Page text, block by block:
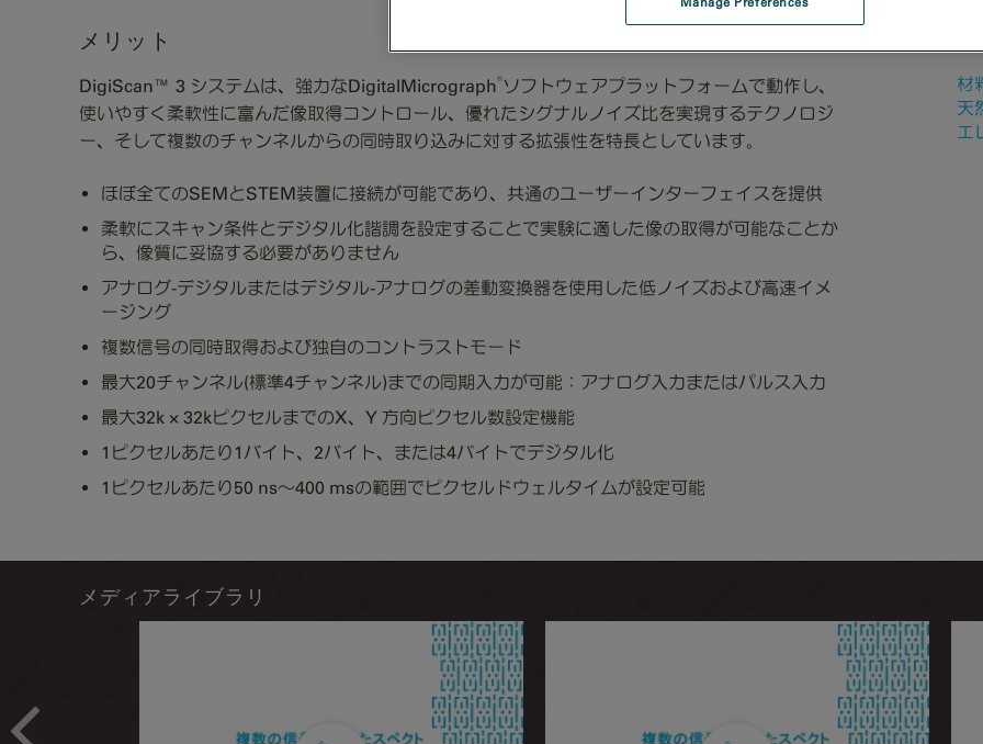
メリット
DigiScan™ 3 システムは、強力なDigitalMicrograph®ソフトウェアプラットフォームで動作し、
使いやすく柔軟性に富んだ像取得コントロール、優れたシグナルノイズ比を実現するテクノロジ
ー、そして複数のチャンネルからの同時取り込みに対する拡張性を特長としています。
ほぼ全てのSEMとSTEM装置に接続が可能であり、共通のユーザーインターフェイスを提供
柔軟にスキャン条件とデジタル化諧調を設定することで実験に適した像の取得が可能なことか
ら、像質に妥協する必要がありません
アナログ-デジタルまたはデジタル-アナログの差動変換器を使用した低ノイズおよび高速イメ
ージング
複数信号の同時取得および独自のコントラストモード
最大20チャンネル(標準4チャンネル)までの同期入力が可能：アナログ入力またはパルス入力
最大32k × 32kピクセルまでのX、Y 方向ピクセル数設定機能
1ピクセルあたり1バイト、2バイト、または4バイトでデジタル化
1ピクセルあたり50 ns～400 msの範囲でピクセルドウェルタイムが設定可能
材
天
エ
メディアライブラリ
Prev